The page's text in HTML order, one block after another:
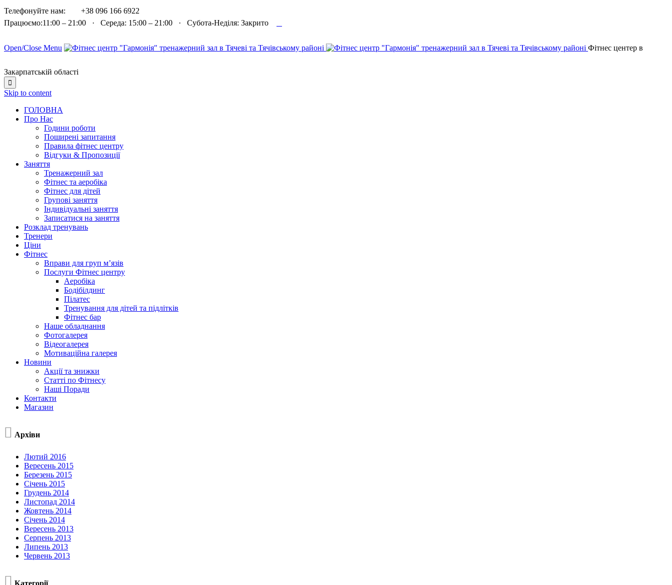
Телефонуйте нам:
+38 096 166 6922
Працюємо:11:00 – 21:00 · Середа: 15:00 – 21:00 · Субота-Неділя: Закрито
Open/Close Menu Фітнес центер в
Закарпатській області

Skip to content
ГОЛОВНА
Про Нас
Години роботи
Поширені запитання
Правила фітнес центру
Відгуки & Пропозиції
Заняття
Тренажерний зал
Фітнес та аеробіка
Фітнес для дітей
Групові заняття
Індивідуальні заняття
Записатися на заняття
Розклад тренувань
Тренери
Ціни
Фітнес
Вправи для груп м’язів
Послуги Фітнес центру
Аеробіка
Бодібілдинг
Пілатес
Тренування для дітей та підлітків
Фітнес бар
Наше обладнання
Фотогалерея
Відеогалерея
Мотиваційна галерея
Новини
Акції та знижки
Статті по Фітнесу
Наші Поради
Контакти
Магазин
 Архіви
Лютий 2016
Вересень 2015
Березень 2015
Січень 2015
Грудень 2014
Листопад 2014
Жовтень 2014
Січень 2014
Вересень 2013
Серпень 2013
Липень 2013
Червень 2013
 Категорії